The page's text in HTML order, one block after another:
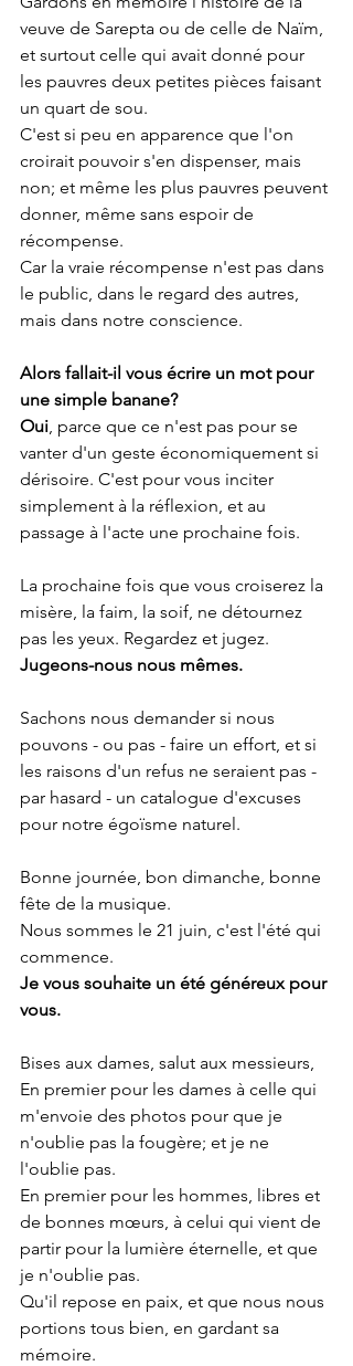
veuve de Sarepta ou de celle de Naïm,
et surtout celle qui avait donné pour
les pauvres deux petites pièces faisant
un quart de sou.
C'est si peu en apparence que l'on
croirait pouvoir s'en dispenser, mais
non; et même les plus pauvres peuvent
donner, même sans espoir de
récompense.
Car la vraie récompense n'est pas dans
le public, dans le regard des autres,
mais dans notre conscience.
Alors fallait-il vous écrire un mot pour
une simple banane?
Oui , parce que ce n'est pas pour se
vanter d'un geste économiquement si
dérisoire. C'est pour vous inciter
simplement à la réflexion, et au
passage à l'acte une prochaine fois.
La prochaine fois que vous croiserez la
misère, la faim, la soif, ne détournez
pas les yeux. Regardez et jugez.
Jugeons-nous nous mêmes.
Sachons nous demander si nous
pouvons - ou pas - faire un effort, et si
les raisons d'un refus ne seraient pas -
par hasard - un catalogue d'excuses
pour notre égoïsme naturel.
Bonne journée, bon dimanche, bonne
fête de la musique.
Nous sommes le 21 juin, c'est l'été qui
commence.
Je vous souhaite un été généreux pour
vous.
Bises aux dames, salut aux messieurs,
En premier pour les dames à celle qui
m'envoie des photos pour que je
n'oublie pas la fougère; et je ne
l'oublie pas.
En premier pour les hommes, libres et
de bonnes mœurs, à celui qui vient de
partir pour la lumière éternelle, et que
je n'oublie pas.
Qu'il repose en paix, et que nous nous
portions tous bien, en gardant sa
mémoire.